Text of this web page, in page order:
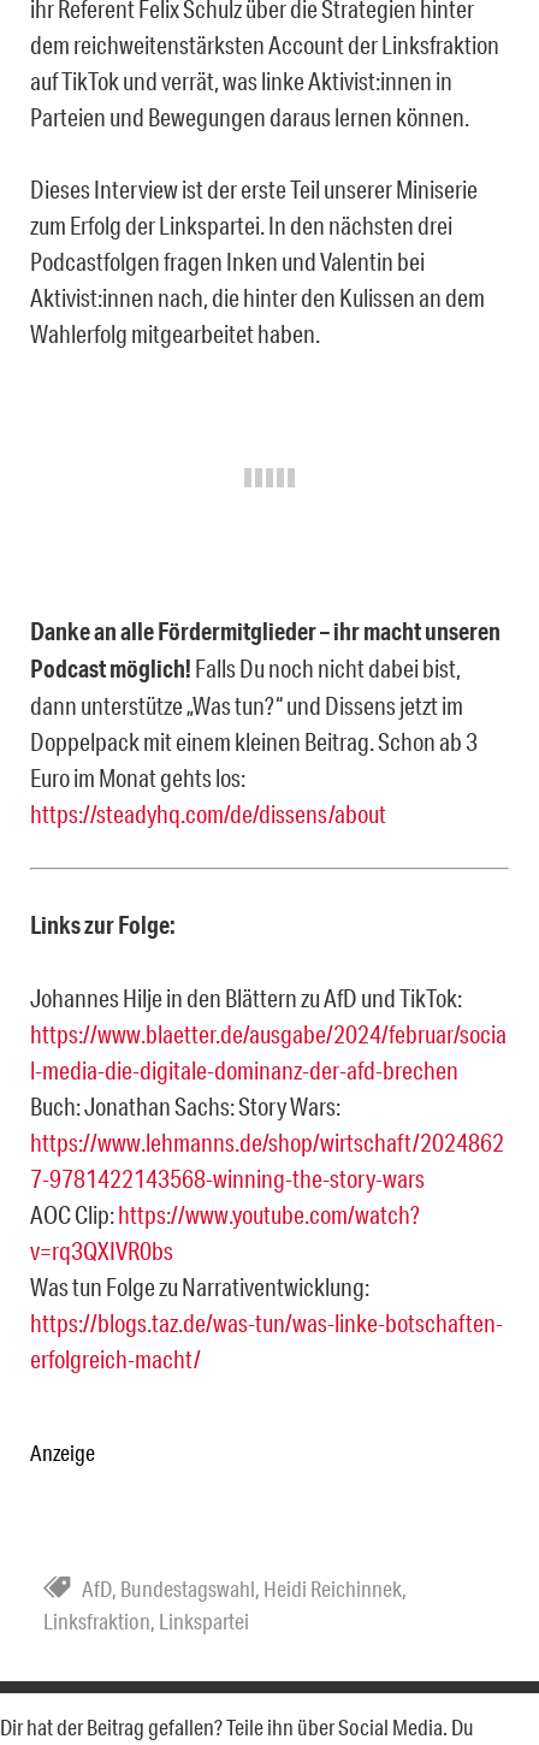
ihr Referent Felix Schulz über die Strategien hinter
dem reichweitenstärksten Account der Linksfraktion
auf TikTok und verrät, was linke Aktivist:innen in
Parteien und Bewegungen daraus lernen können.
Dieses Interview ist der erste Teil unserer Miniserie
zum Erfolg der Linkspartei. In den nächsten drei
Podcastfolgen fragen Inken und Valentin bei
Aktivist:innen nach, die hinter den Kulissen an dem
Wahlerfolg mitgearbeitet haben.
Danke an alle Fördermitglieder – ihr macht unseren
Podcast möglich! Falls Du noch nicht dabei bist,
dann unterstütze „Was tun?“ und Dissens jetzt im
Doppelpack mit einem kleinen Beitrag. Schon ab 3
Euro im Monat gehts los:
https://steadyhq.com/de/dissens/about
Links zur Folge:
Johannes Hilje in den Blättern zu AfD und TikTok:
https://www.blaetter.de/ausgabe/2024/februar/socia
l-media-die-digitale-dominanz-der-afd-brechen
Buch: Jonathan Sachs: Story Wars:
https://www.lehmanns.de/shop/wirtschaft/2024862
7-9781422143568-winning-the-story-wars
AOC Clip:https://www.youtube.com/watch?
v=rq3QXIVR0bs
Was tun Folge zu Narrativentwicklung:
https://blogs.taz.de/was-tun/was-linke-botschaften-
erfolgreich-macht/
Anzeige
AfD, Bundestagswahl, Heidi Reichinnek,
Linksfraktion, Linkspartei
Dir hat der Beitrag gefallen? Teile ihn über Social Media. Du